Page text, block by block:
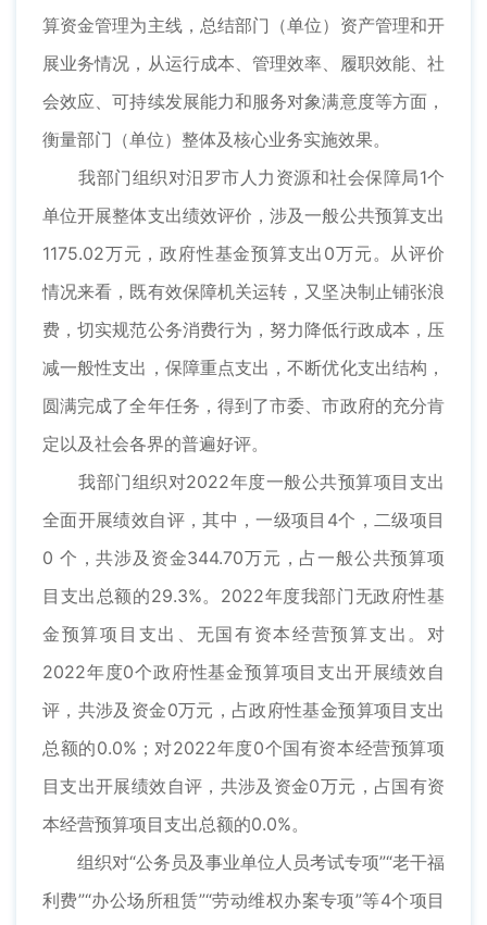
算资金管理为主线，总结部门（单位）资产管理和开
展业务情况，从运行成本、管理效率、履职效能、社
会效应、可持续发展能力和服务对象满意度等方面，
衡量部门（单位）整体及核心业务实施效果。
我部门组织对汨罗市人力资源和社会保障局1个
单位开展整体支出绩效评价，涉及一般公共预算支出
1175.02万元，政府性基金预算支出0万元。从评价
情况来看，既有效保障机关运转，又坚决制止铺张浪
费，切实规范公务消费行为，努力降低行政成本，压
减一般性支出，保障重点支出，不断优化支出结构，
圆满完成了全年任务，得到了市委、市政府的充分肯
定以及社会各界的普遍好评。
我部门组织对2022年度一般公共预算项目支出
全面开展绩效自评，其中，一级项目4个，二级项目
0 个，共涉及资金344.70万元，占一般公共预算项
目支出总额的29.3%。2022年度我部门无政府性基
金预算项目支出、无国有资本经营预算支出。对
2022年度0个政府性基金预算项目支出开展绩效自
评，共涉及资金0万元，占政府性基金预算项目支出
总额的0.0%；对2022年度0个国有资本经营预算项
目支出开展绩效自评，共涉及资金0万元，占国有资
本经营预算项目支出总额的0.0%。
组织对“公务员及事业单位人员考试专项”“老干福
利费”“办公场所租赁”“劳动维权办案专项”等4个项目